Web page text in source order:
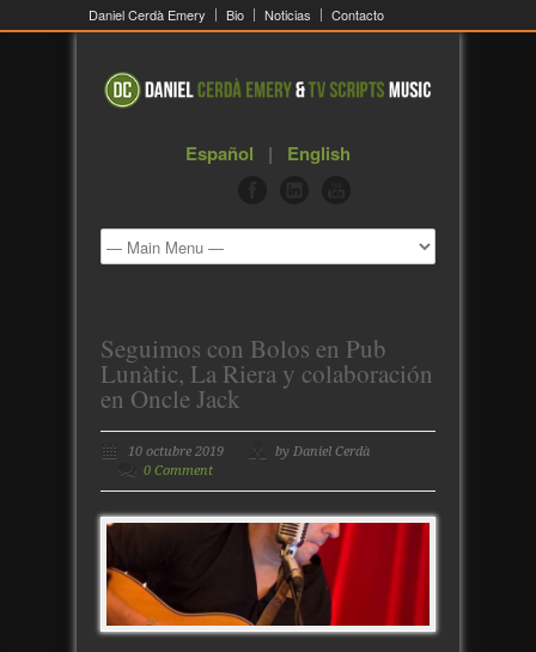
Daniel Cerdà Emery Bio Noticias Contacto
Español | English
Seguimos con Bolos en Pub
Lunàtic, La Riera y colaboración
en Oncle Jack
10 octubre 2019
by Daniel Cerdà
0 Comment